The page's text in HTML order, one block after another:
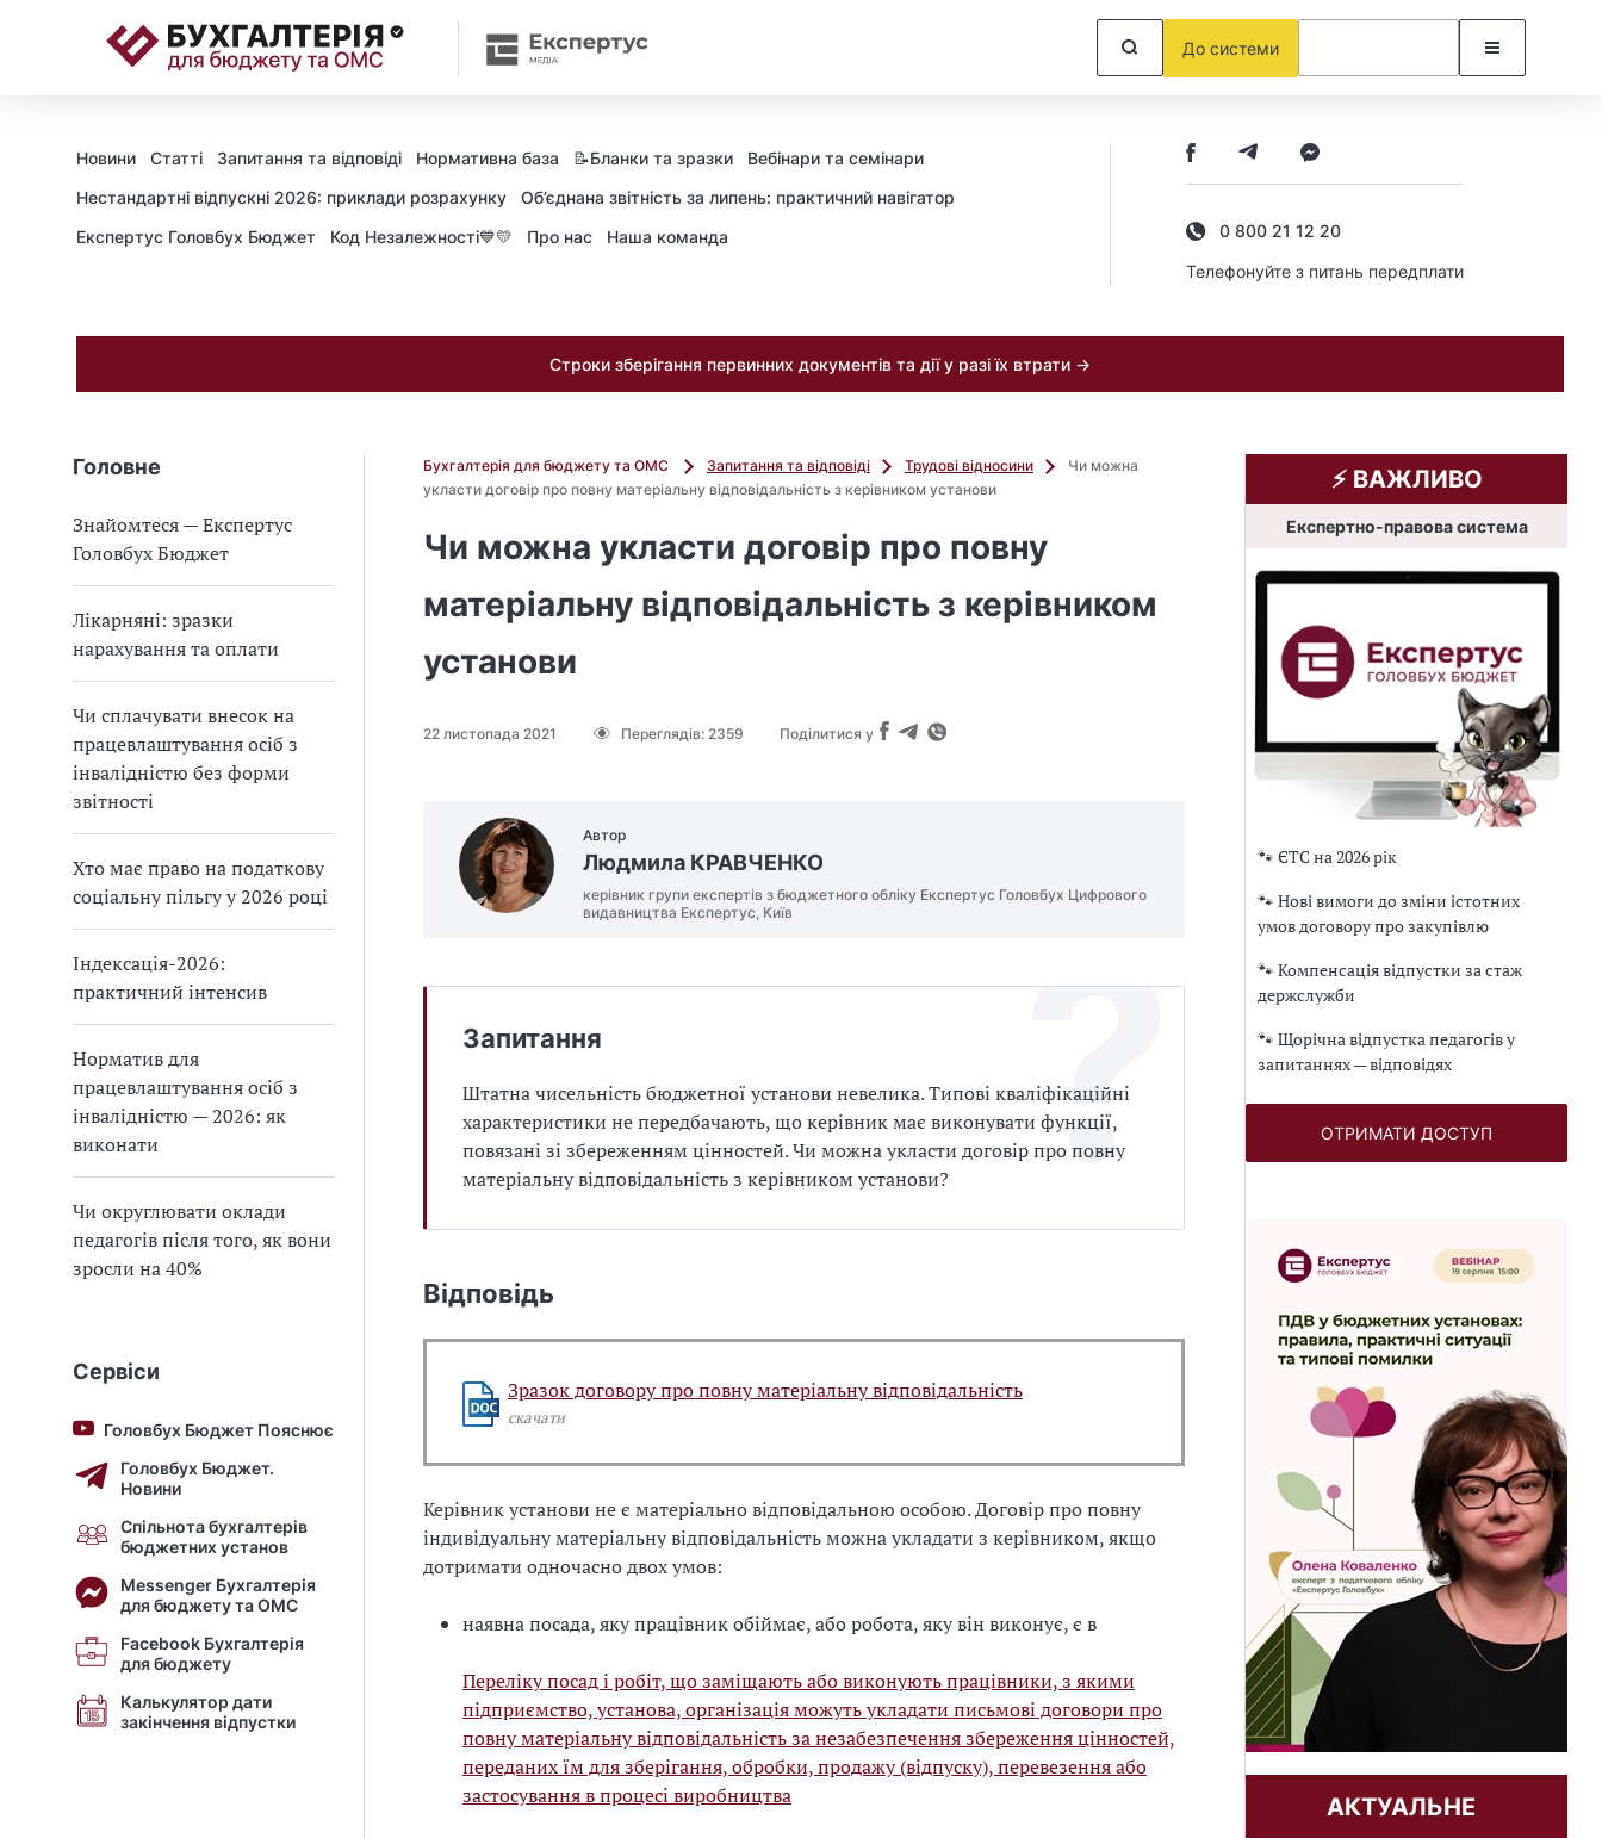
До системи
Новини Статті Запитання та відповіді Нормативна база 📝Бланки та зразки
Вебінари та семінари
Нестандартні відпускні 2026: приклади розрахунку
Об’єднана звітність за липень: практичний навігатор
Експертус Головбух Бюджет
Код Незалежності💙💛 Про нас Наша команда
0 800 21 12 20
Телефонуйте з питань передплати
Строки зберігання первинних документів та дії у разі їх втрати →
Головне
Знайомтеся — Експертус
Головбух Бюджет
Лікарняні: зразки
нарахування та оплати
Чи сплачувати внесок на
працевлаштування осіб з
інвалідністю без форми
звітності
Хто має право на податкову
соціальну пільгу у 2026 році
Індексація-2026:
практичний інтенсив
Норматив для
працевлаштування осіб з
інвалідністю — 2026: як
виконати
Чи округлювати оклади
педагогів після того, як вони
зросли на 40%
Сервіси
Головбух Бюджет Пояснює
Головбух Бюджет.
Новини
Спільнота бухгалтерів
бюджетних установ
Messenger Бухгалтерія
для бюджету та ОМС
Facebook Бухгалтерія
для бюджету
Калькулятор дати
закінчення відпустки
Бухгалтерія для бюджету та ОМС Запитання та відповіді Трудові відносини
Чи можна
укласти договір про повну матеріальну відповідальність з керівником установи
Чи можна укласти договір про повну
матеріальну відповідальність з керівником
установи
22 листопада 2021 Переглядів: 2359 Поділитися у
Автор
Людмила КРАВЧЕНКО
керівник групи експертів з бюджетного обліку Експертус Головбух Цифрового
видавництва Експертус, Київ
Запитання
Штатна чисельність бюджетної установи невелика. Типові кваліфікаційні
характеристики не передбачають, що керівник має виконувати функції,
повязані зі збереженням цінностей. Чи можна укласти договір про повну
матеріальну відповідальність з керівником установи?
Відповідь
Зразок договору про повну матеріальну відповідальність
скачати
Керівник установи не є матеріально відповідальною особою. Договір про повну
індивідуальну матеріальну відповідальність можна укладати з керівником, якщо
дотримати одночасно двох умов:
наявна посада, яку працівник обіймає, або робота, яку він виконує, є в
Переліку посад і робіт, що заміщають або виконують працівники, з якими
підприємство, установа, організація можуть укладати письмові договори про
повну матеріальну відповідальність за незабезпечення збереження цінностей,
переданих їм для зберігання, обробки, продажу (відпуску), перевезення або
застосування в процесі виробництва
⚡️ ВАЖЛИВО
Експертно-правова система
🐾 ЄТС на 2026 рік
🐾 Нові вимоги до зміни істотних
умов договору про закупівлю
🐾 Компенсація відпустки за стаж
держслужби
🐾 Щорічна відпустка педагогів у
запитаннях — відповідях
ОТРИМАТИ ДОСТУП
АКТУАЛЬНЕ